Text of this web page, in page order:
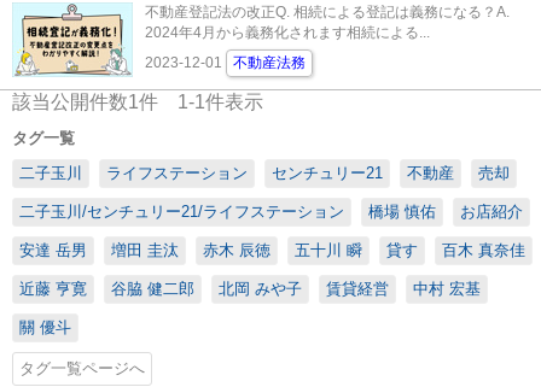
不動産登記法の改正Q. 相続による登記は義務になる？A.
2024年4月から義務化されます相続による...
2023-12-01
不動産法務
該当公開件数1件 1-1件表示
タグ一覧
二子玉川
ライフステーション センチュリー21 不動産 売却
二子玉川/センチュリー21/ライフステーション 橋場 慎佑 お店紹介
安達 岳男 増田 圭汰 赤木 辰徳 五十川 瞬 貸す 百木 真奈佳
近藤 亨寛 谷脇 健二郎 北岡 みや子 賃貸経営 中村 宏基
關 優斗
タグ一覧ページへ